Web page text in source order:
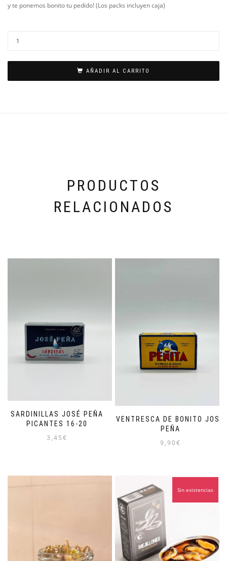
y te ponemos bonito tu pedido! (Los packs incluyen caja)
AÑADIR AL CARRITO
PRODUCTOS
RELACIONADOS
SARDINILLAS JOSÉ PEÑA
PICANTES 16-20
3,45€
VENTRESCA DE BONITO JOSÉ
PEÑA
9,90€
Sin existencias